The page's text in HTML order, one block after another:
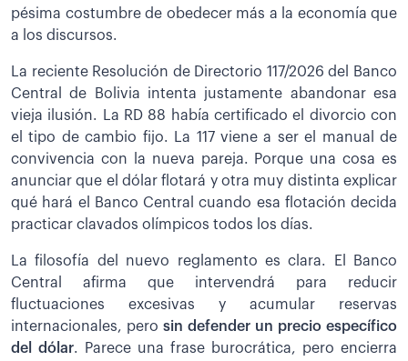
pésima costumbre de obedecer más a la economía que
a los discursos.
La reciente Resolución de Directorio 117/2026 del Banco
Central de Bolivia intenta justamente abandonar esa
vieja ilusión. La RD 88 había certificado el divorcio con
el tipo de cambio fijo. La 117 viene a ser el manual de
convivencia con la nueva pareja. Porque una cosa es
anunciar que el dólar flotará y otra muy distinta explicar
qué hará el Banco Central cuando esa flotación decida
practicar clavados olímpicos todos los días.
La filosofía del nuevo reglamento es clara. El Banco
Central afirma que intervendrá para reducir
fluctuaciones excesivas y acumular reservas
internacionales, pero sin defender un precio específico
del dólar. Parece una frase burocrática, pero encierra